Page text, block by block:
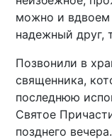
можно и
надежный друг,
Позвонили в
священника,
последнюю
Святое
позднего